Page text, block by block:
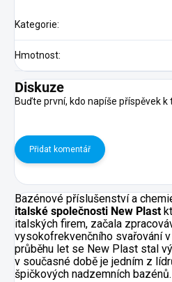
Kategorie:
Hmotnost:
Diskuze
Buďte první, kdo napíše příspěvek k
Přidat komentář
Bazénové příslušenství a
italské společnosti New Plast
italských firem, začala
vysokofrekvenčního svařování
průběhu let se New Plast stal
v současné době je jedním z
špičkových nadzemních bazénů.